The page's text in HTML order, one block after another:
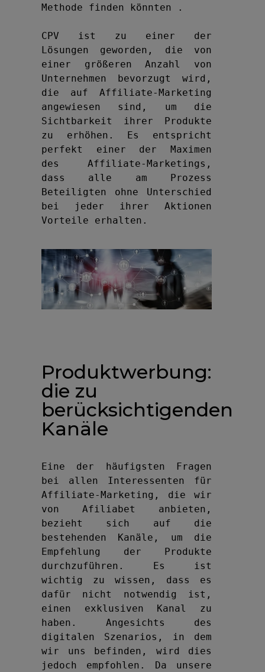
Methode finden könnten .
CPV ist zu einer der
Lösungen geworden, die von
einer größeren Anzahl von
Unternehmen bevorzugt wird,
die auf Affiliate-Marketing
angewiesen sind, um die
Sichtbarkeit ihrer Produkte
zu erhöhen. Es entspricht
perfekt einer der Maximen
des Affiliate-Marketings,
dass alle am Prozess
Beteiligten ohne Unterschied
bei jeder ihrer Aktionen
Vorteile erhalten.
Produktwerbung:
die zu
berücksichtigenden
Kanäle
Eine der häufigsten Fragen
bei allen Interessenten für
Affiliate-Marketing, die wir
von Afiliabet anbieten,
bezieht sich auf die
bestehenden Kanäle, um die
Empfehlung der Produkte
durchzuführen. Es ist
wichtig zu wissen, dass es
dafür nicht notwendig ist,
einen exklusiven Kanal zu
haben. Angesichts des
digitalen Szenarios, in dem
wir uns befinden, wird dies
jedoch empfohlen. Da unsere